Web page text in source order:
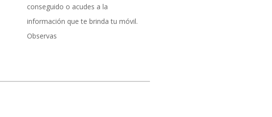
conseguido o acudes a la
información que te brinda tu móvil.
Observas